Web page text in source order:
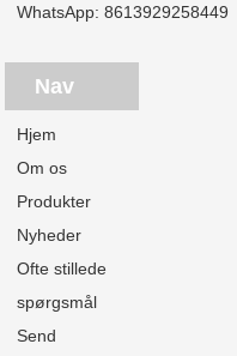
WhatsApp:8613929258449
Nav
Hjem
Om os
Produkter
Nyheder
Ofte stillede
spørgsmål
Send